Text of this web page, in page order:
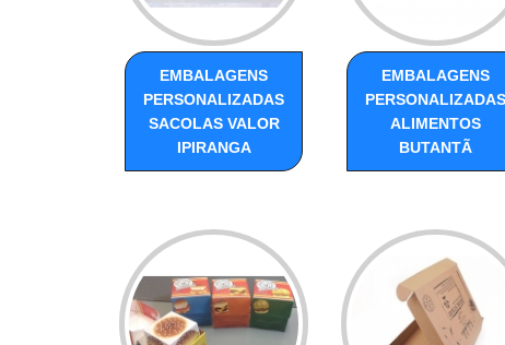
EMBALAGENS
PERSONALIZADAS
SACOLAS VALOR
IPIRANGA
EMBALAGENS
PERSONALIZADAS
ALIMENTOS
BUTANTÃ